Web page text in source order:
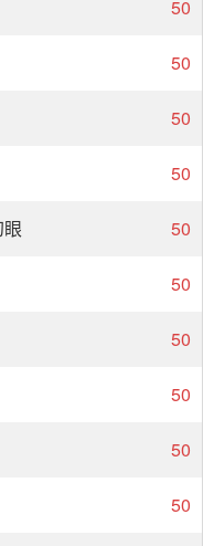
50
50
50
50
50
50
50
50
50
50